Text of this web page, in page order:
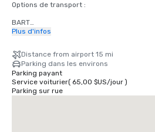
Options de transport :
BART
Adultes
TRAMWAY
Horaires : du lundi au vendredi de 4 h à
minuit, le dimanche de 8 h à minuit.
Gratuit
Plus d'infos
Distance from airport 15 mi
Parking dans les environs
Parking payant
Service voiturier( 65,00 $US/jour)
Parking sur rue